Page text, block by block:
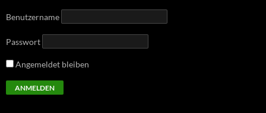
Benutzername
Passwort
Angemeldet bleiben